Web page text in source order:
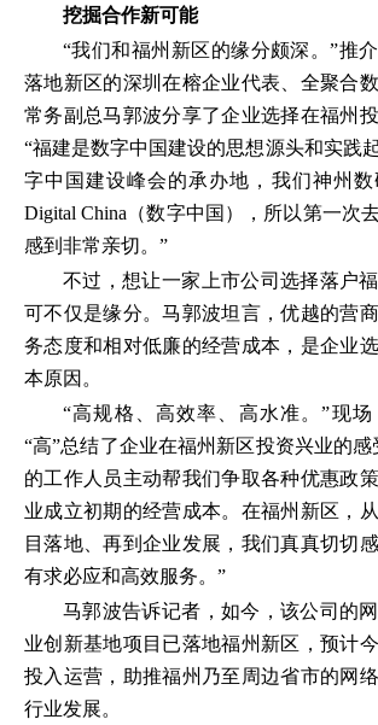
挖掘合作新可能
“我们和福州新区的缘分颇深。”推
落地新区的深圳在榕企业代表、全聚合
常务副总马郭波分享了企业选择在福州投
“福建是数字中国建设的思想源头和实践
字中国建设峰会的承办地，我们神州
Digital China（数字中国），所以第一次
感到非常亲切。”
不过，想让一家上市公司选择落户
可不仅是缘分。马郭波坦言，优越的营
务态度和相对低廉的经营成本，是企业
本原因。
“高规格、高效率、高水准。”现
“高”总结了企业在福州新区投资兴业的感
的工作人员主动帮我们争取各种优惠政
业成立初期的经营成本。在福州新区，
目落地、再到企业发展，我们真真切切
有求必应和高效服务。”
马郭波告诉记者，如今，该公司的
业创新基地项目已落地福州新区，预计
投入运营，助推福州乃至周边省市的网
行业发展。